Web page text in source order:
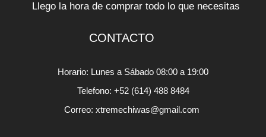
Llego la hora de comprar todo lo que necesitas
CONTACTO
Horario: Lunes a Sábado 08:00 a 19:00
Telefono: +52 (614) 488 8484
Correo: xtremechiwas@gmail.com